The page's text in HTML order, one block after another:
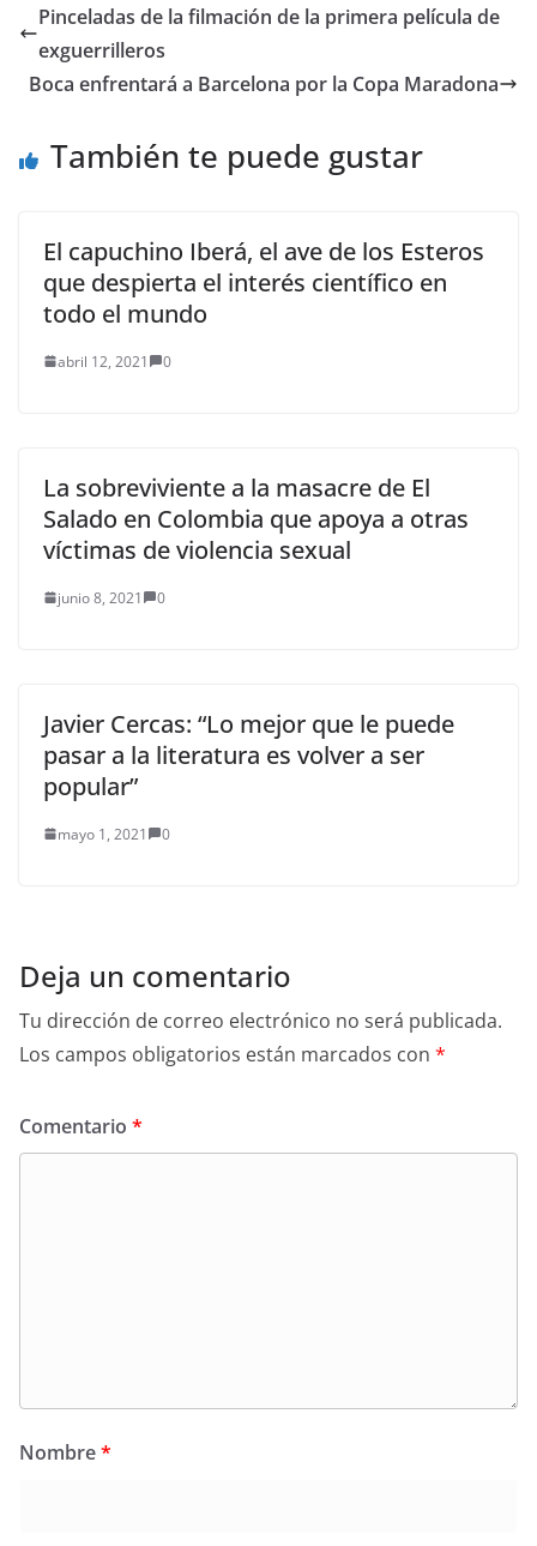
responsabilidad."Cuan
sabía qué…
Pinceladas de la filmación de la primera película de
exguerrilleros
Boca enfrentará a Barcelona por la Copa Maradona
También te puede gustar
El capuchino Iberá, el ave de los Esteros
que despierta el interés científico en
todo el mundo
abril 12, 2021 0
La sobreviviente a la masacre de El
Salado en Colombia que apoya a otras
víctimas de violencia sexual
junio 8, 2021 0
Javier Cercas: “Lo mejor que le puede
pasar a la literatura es volver a ser
popular”
mayo 1, 2021 0
Deja un comentario
Tu dirección de correo electrónico no será publicada.
Los campos obligatorios están marcados con *
Comentario *
Nombre*